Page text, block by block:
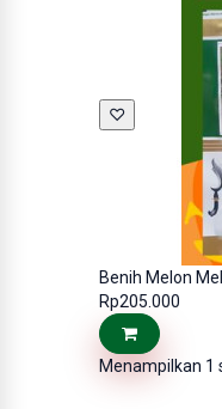
♡
Benih Melon
Rp205.000
Menampilkan 1